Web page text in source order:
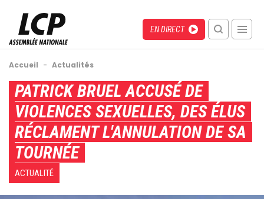
contenu
principal
Menu
recherche
mobile
Direct
EN DIRECT
Fil
d'Ariane
Accueil - Actualités
BackPATRICK BRUEL ACCUSÉ DE
VIOLENCES SEXUELLES, DES ÉLUS
RÉCLAMENT L'ANNULATION DE SA
TOURNÉE
ACTUALITÉ